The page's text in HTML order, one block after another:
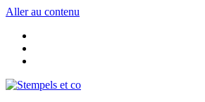
Aller au contenu